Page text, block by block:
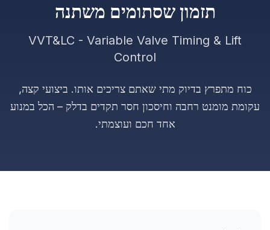
תזמון שסתומים משתנה
VVT&LC - Variable Valve Timing & Lift
Control
כוח מתפרץ בדיוק מתי שאתם צריכים אותו. ביצועי קצה,
עקומת מומנט רחבה וחיסכון חסר תקדים בדלק – הכל במנוע
אחד חכם ועוצמתי.